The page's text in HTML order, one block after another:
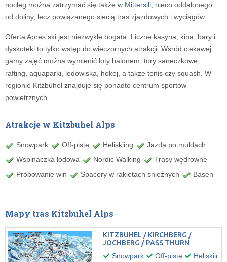
nocleg można zatrzymać się także w Mittersill, nieco oddalonego
od doliny, lecz powiązanego siecią tras zjazdowych i wyciągów.
Oferta Apres ski jest niezwykle bogata. Liczne kasyna, kina, bary i
dyskoteki to tylko wstęp do wieczornych atrakcji. Wśród ciekawej
gamy zajęć można wymienić loty balonem, tory saneczkowe,
rafting, aquaparki, lodowiska, hokej, a także tenis czy squash. W
regionie Kitzbuhel znajduje się ponadto centrum sportów
powietrznych.
Atrakcje w Kitzbuhel Alps
Snowpark Off-piste Heliskiing
Jazda po muldach
Wspinaczka lodowa
Nordic Walking
Trasy wędrowne
Próbowanie win
Spacery w rakietach śnieżnych Basen
Mapy tras Kitzbuhel Alps
KITZBUHEL / KIRCHBERG /
JOCHBERG / PASS THURN
Snowpark
Off-piste Heliskiing